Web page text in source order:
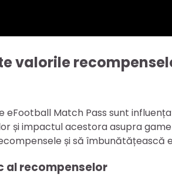
valorile
Match Pass sunt
și impactul acestora asupra
și să îmbunătățească
al recompenselor